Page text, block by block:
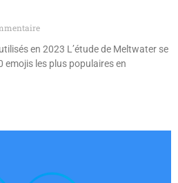
en 2023 L’étude de Meltwater se
emojis les plus populaires en